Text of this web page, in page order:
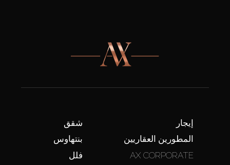
شقق
بنتهاوس
فلل
إيجار
المطورين العقاريين
AX CORPORATE